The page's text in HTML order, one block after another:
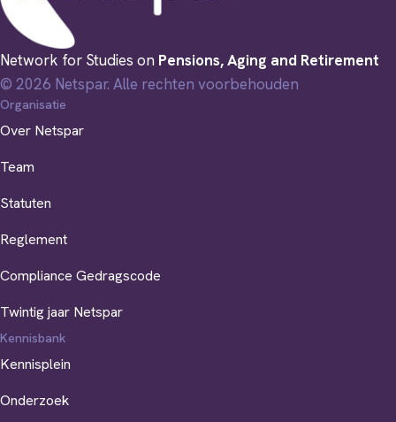
Network for Studies on Pensions, Aging and Retirement
© 2026 Netspar. Alle rechten voorbehouden
Organisatie
Over Netspar
Team
Statuten
Reglement
Compliance Gedragscode
Twintig jaar Netspar
Kennisbank
Kennisplein
Onderzoek